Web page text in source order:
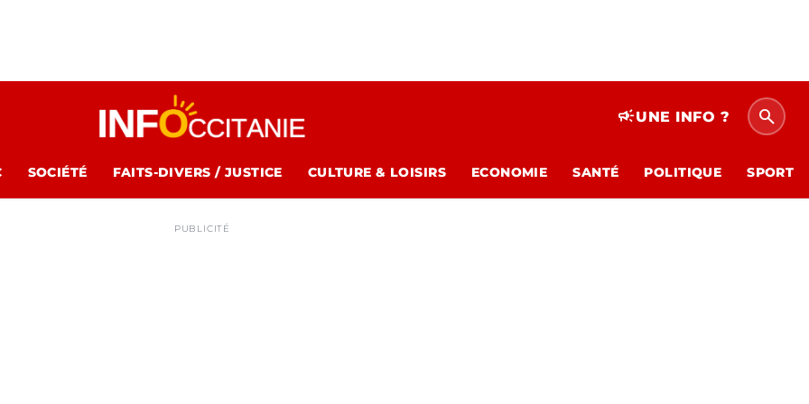
campaignUNE INFO ? search
SOCIÉTÉ FAITS-DIVERS / JUSTICE CULTURE & LOISIRS ECONOMIE SANTÉ POLITIQUE SPORT
PUBLICITÉ